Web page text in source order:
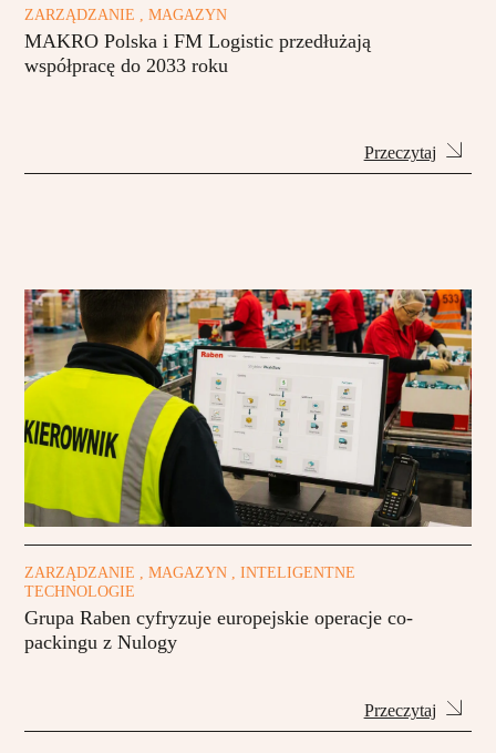
ZARZĄDZANIE , MAGAZYN
MAKRO Polska i FM Logistic przedłużają
współpracę do 2033 roku
Przeczytaj
ZARZĄDZANIE , MAGAZYN , INTELIGENTNE
TECHNOLOGIE
Grupa Raben cyfryzuje europejskie operacje co-
packingu z Nulogy
Przeczytaj